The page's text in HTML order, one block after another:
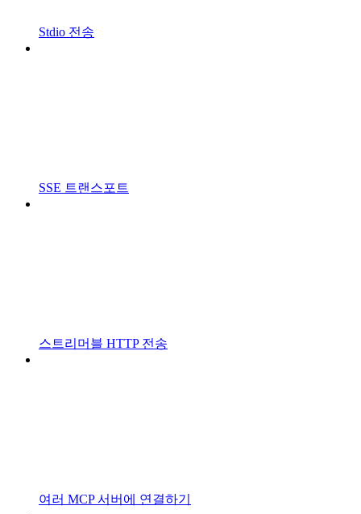
Stdio 전송
SSE 트랜스포트
스트리머블 HTTP 전송
여러 MCP 서버에 연결하기